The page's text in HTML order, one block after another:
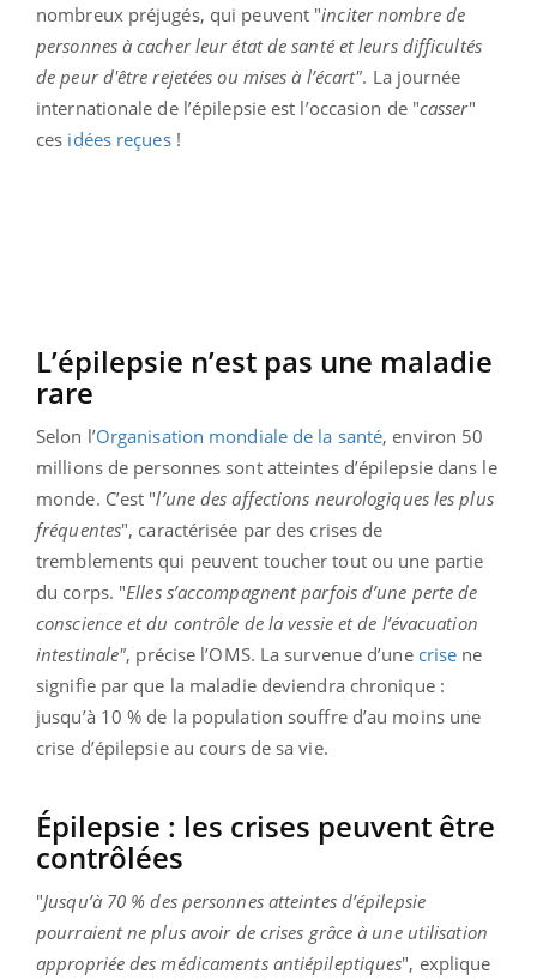
nombreux préjugés, qui peuvent "inciter nombre de
personnes à cacher leur état de santé et leurs difficultés
de peur d'être rejetées ou mises à l’écart". La journée
internationale de l’épilepsie est l’occasion de "casser"
ces idées reçues!
L’épilepsie n’est pas une maladie
rare
Selon l’Organisation mondiale de la santé, environ 50
millions de personnes sont atteintes d’épilepsie dans le
monde. C’est "l’une des affections neurologiques les plus
fréquentes", caractérisée par des crises de
tremblements qui peuvent toucher tout ou une partie
du corps. "Elles s’accompagnent parfois d’une perte de
conscience et du contrôle de la vessie et de l’évacuation
intestinale", précise l’OMS. La survenue d’une crise ne
signifie par que la maladie deviendra chronique :
jusqu’à 10 % de la population souffre d’au moins une
crise d’épilepsie au cours de sa vie.
Épilepsie : les crises peuvent être
contrôlées
"Jusqu’à 70 % des personnes atteintes d’épilepsie
pourraient ne plus avoir de crises grâce à une utilisation
appropriée des médicaments antiépileptiques", explique